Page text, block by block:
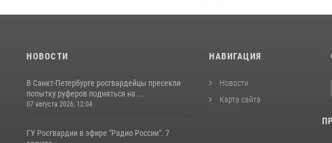
НОВОСТИ
В Санкт-Петербурге росгвардейцы пресекли
попытку руферов подняться на ...
07 августа 2026, 12:04
ГУ Росгвардии в эфире "Радио России". 7
НАВИГАЦИЯ
Новости
Карта сайта